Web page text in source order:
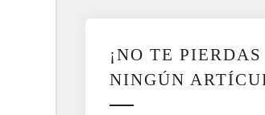
¡NO TE PIERDAS
NINGÚN